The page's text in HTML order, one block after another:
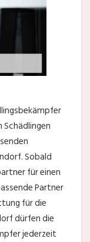
Sobald
für einen
Partner
für die
dürfen die
jederzeit